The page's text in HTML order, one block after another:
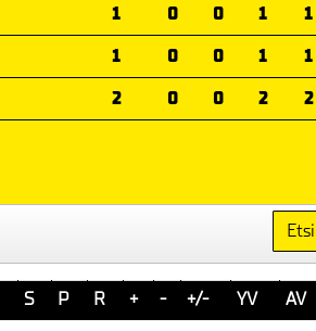
1 0 0 1 1
1 0 0 1 1
2 0 0 2 2
S P R + - +/- YV AV